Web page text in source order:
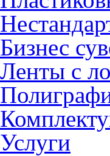
Бизнес
Ленты с
Услуги